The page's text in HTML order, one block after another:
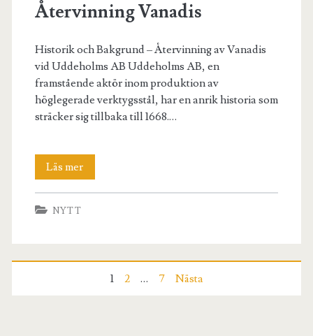
Återvinning Vanadis
Historik och Bakgrund – Återvinning av Vanadis
vid Uddeholms AB Uddeholms AB, en
framstående aktör inom produktion av
höglegerade verktygsstål, har en anrik historia som
sträcker sig tillbaka till 1668.…
Läs merÅtervinning
Vanadis
NYTT
Inläggsnavigering
1 2 … 7 Nästa